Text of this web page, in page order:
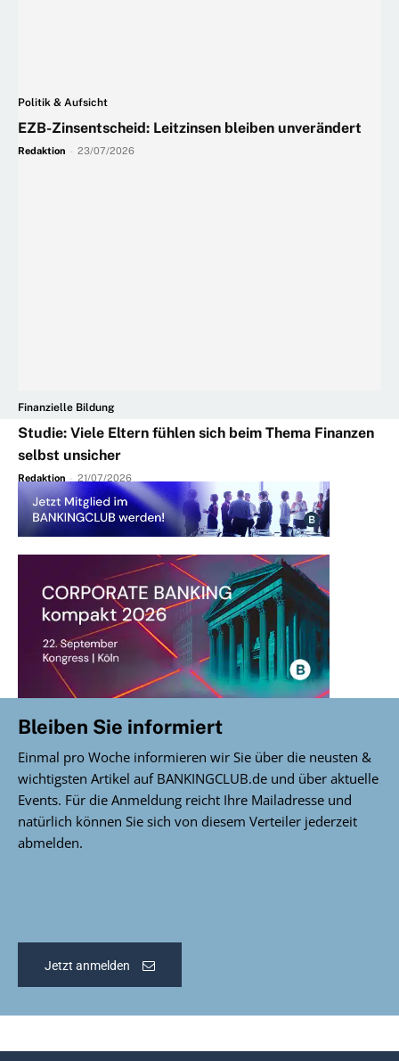
Politik & Aufsicht
EZB-Zinsentscheid: Leitzinsen bleiben unverändert
Redaktion 23/07/2026
Finanzielle Bildung
Studie: Viele Eltern fühlen sich beim Thema Finanzen
selbst unsicher
Redaktion - 21/07/2026
Bleiben Sie informiert
Einmal pro Woche informieren wir Sie über die neusten &
wichtigsten Artikel auf BANKINGCLUB.de und über aktuelle
Events. Für die Anmeldung reicht Ihre Mailadresse und
natürlich können Sie sich von diesem Verteiler jederzeit
abmelden.
Jetzt anmelden